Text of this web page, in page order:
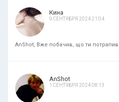
Кина
9 СЕНТЯБРЯ 2024 21:04
AnShot, Вже побачив, що ти потрапив
AnShot
1 СЕНТЯБРЯ 2024 08:13